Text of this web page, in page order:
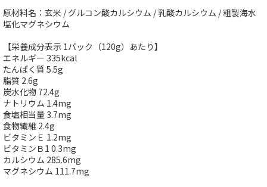
原材料名：玄米 / グルコン酸カルシウム / 乳酸カルシウム / 粗製海水
塩化マグネシウム
【栄養成分表示 1パック（120g）あたり】
エネルギー 335kcal
たんぱく質 5.5g
脂質 2.6g
炭水化物 72.4g
ナトリウム 1.4mg
食塩相当量 3.7mg
食物繊維 2.4g
ビタミンＥ 1.2mg
ビタミンＢ1 0.3mg
カルシウム 285.6mg
マグネシウム 111.7mg